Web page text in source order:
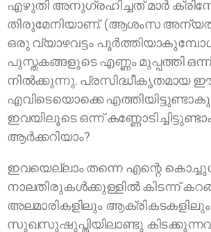
എഴുതി അനുഗ്രഹിച്ചത് മാര്‍
തിരുമേനിയാണ്. (ആശംസ
ഒരു വ്യാഴവട്ടം
പുസ്തകങ്ങളുടെ എണ്ണം മുപ്പത്തി
നില്‍ക്കുന്നു. പ്രസിദ്ധീകൃതമായ
എവിടെയൊക്കെ
ഇവയിലൂടെ ഒന്ന്
ആര്‍ക്കറിയാം?
ഇവയെല്ലാം തന്നെ എന്റെ
നാലതിരുകള്‍ക്കുള്ളില്‍ കിടന്ന്
അലമാരികളിലും ആക്രികടകളിലും
സുഖസുഷുപ്തിയിലാണ്ടു